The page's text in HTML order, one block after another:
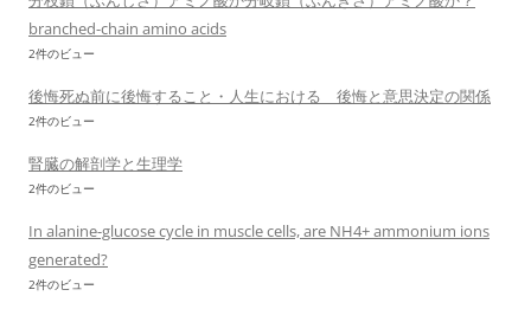
branched-chain amino acids
2件のビュー
後悔死ぬ前に後悔すること・人生における 後悔と意思決定の関係
2件のビュー
腎臓の解剖学と生理学
2件のビュー
In alanine-glucose cycle in muscle cells, are NH4+ ammonium ions
generated?
2件のビュー